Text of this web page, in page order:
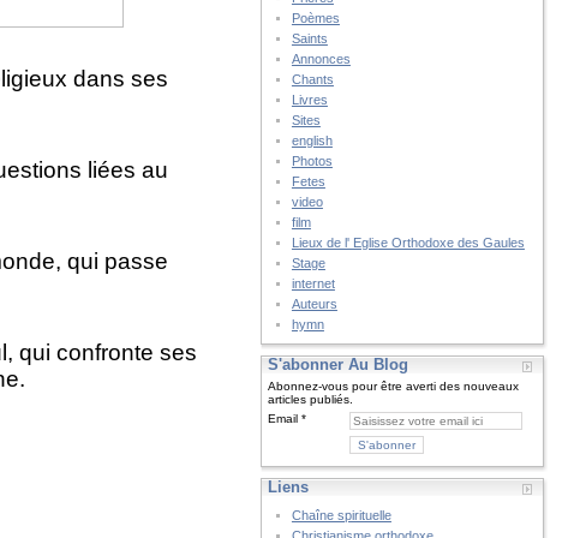
dans ses
liées au
qui passe
qui confronte ses
Poèmes
Saints
Annonces
Chants
Livres
Sites
english
Photos
Fetes
video
film
Lieux de l' Eglise Orthodoxe des Gaules
Stage
internet
Auteurs
hymn
S'abonner Au Blog
Abonnez-vous pour être averti des nouveaux
articles publiés.
Email
Liens
Chaîne spirituelle